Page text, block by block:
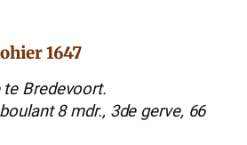
1647
Bredevoort.
8 mdr., 3de gerve, 66